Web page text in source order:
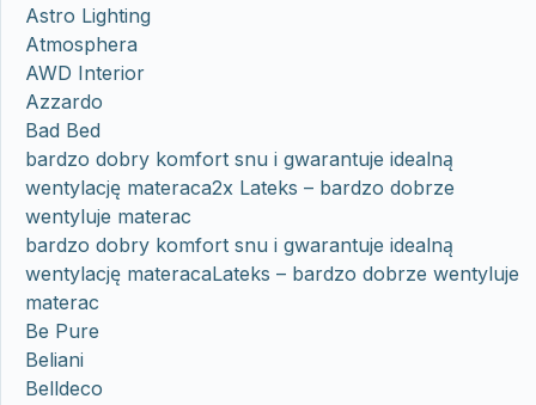
Astro Lighting
Atmosphera
AWD Interior
Azzardo
Bad Bed
bardzo dobry komfort snu i gwarantuje idealną
wentylację materaca2x Lateks – bardzo dobrze
wentyluje materac
bardzo dobry komfort snu i gwarantuje idealną
wentylację materacaLateks – bardzo dobrze wentyluje
materac
Be Pure
Beliani
Belldeco